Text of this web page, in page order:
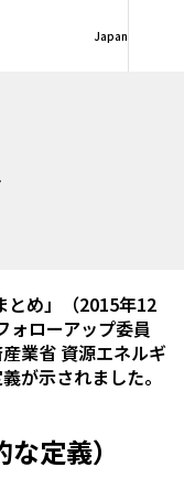
Japan
とめ」（2015年12
ォローアップ委員
業省 資源エネルギ
が示されました。
定義）